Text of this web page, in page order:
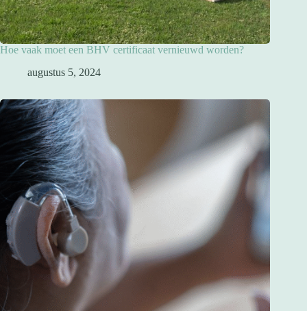
Hoe vaak moet een BHV certificaat vernieuwd worden?
augustus 5, 2024